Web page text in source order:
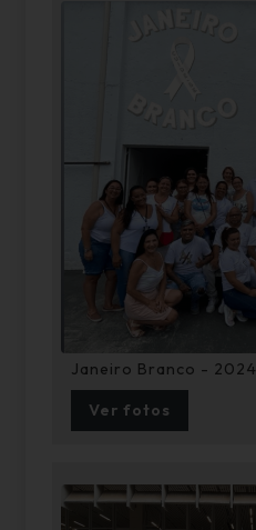
Janeiro Branco - 2024
Ver fotos